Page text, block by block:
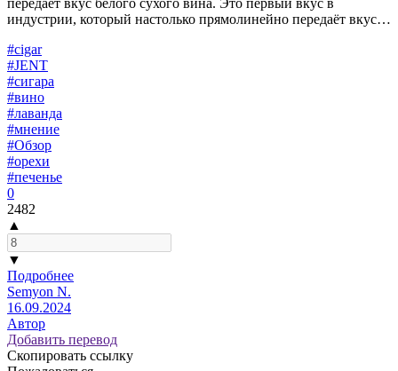
передаёт вкус белого сухого вина. Это первый вкус в
индустрии, который настолько прямолинейно передаёт вкус…
#cigar
#JENT
#cигара
#вино
#лаванда
#мнение
#Обзор
#орехи
#печенье
0
2482
▲
▼
Подробнее
Semyon N.
16.09.2024
Автор
Добавить перевод
Скопировать ссылку